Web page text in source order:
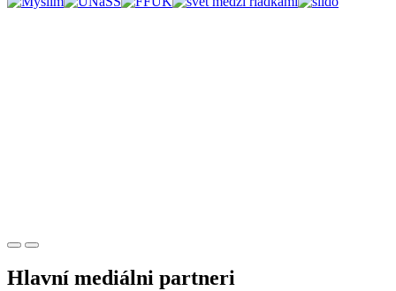
Hlavní mediálni partneri